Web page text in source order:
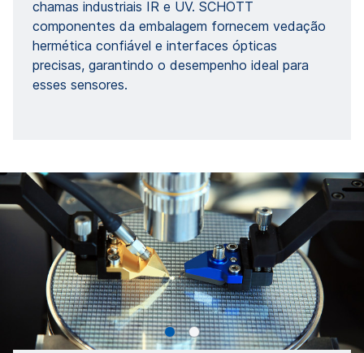
chamas industriais IR e UV. SCHOTT
componentes da embalagem fornecem vedação
hermética confiável e interfaces ópticas
precisas, garantindo o desempenho ideal para
esses sensores.